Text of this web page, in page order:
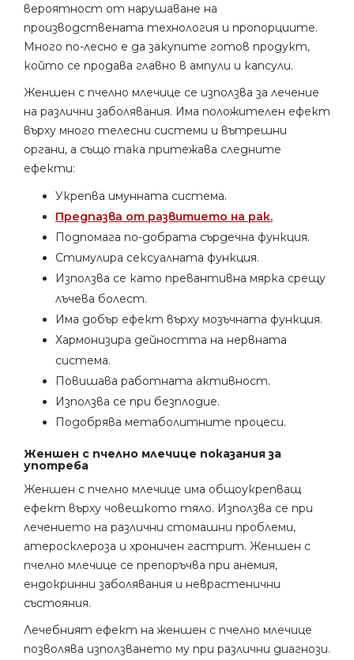
вероятност от нарушаване на
производствената технология и пропорциите.
Много по-лесно е да закупите готов продукт,
който се продава главно в ампули и капсули.
Женшен с пчелно млечице се използва за лечение
на различни заболявания. Има положителен ефект
върху много телесни системи и вътрешни
органи, а също така притежава следните
ефекти:
Укрепва имунната система.
Предпазва от развитието на рак.
Подпомага по-добрата сърдечна функция.
Стимулира сексуалната функция.
Използва се като превантивна мярка срещу
лъчева болест.
Има добър ефект върху мозъчната функция.
Хармонизира дейността на нервната
система.
Повишава работната активност.
Използва се при безплодие.
Подобрява метаболитните процеси.
Женшен с пчелно млечице показания за
употреба
Женшен с пчелно млечице има общоукрепващ
ефект върху човешкото тяло. Използва се при
лечението на различни стомашни проблеми,
атеросклероза и хроничен гастрит. Женшен с
пчелно млечице се препоръчва при анемия,
ендокринни заболявания и неврастенични
състояния.
Лечебният ефект на женшен с пчелно млечице
позволява използването му при различни диагнози.